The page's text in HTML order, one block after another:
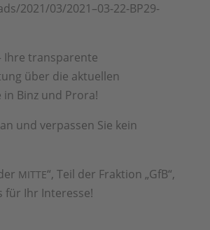
2021/03/2021–03-22-BP29-
Ihre transparente
über die aktuellen
in Binz und Prora!
und verpassen Sie kein
MITTE“, Teil der Fraktion „GfB“,
für Ihr Interesse!